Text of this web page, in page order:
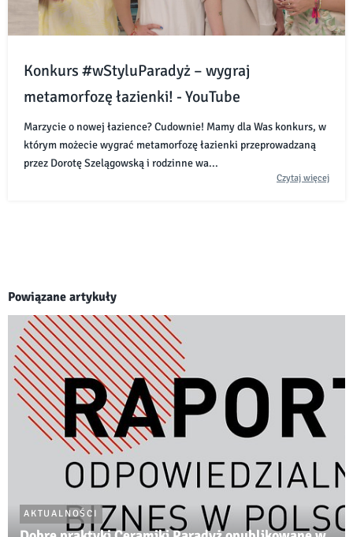
Konkurs #wStyluParadyż – wygraj
metamorfozę łazienki! - YouTube
Marzycie o nowej łazience? Cudownie! Mamy dla Was konkurs, w
którym możecie wygrać metamorfozę łazienki przeprowadzaną
przez Dorotę Szelągowską i rodzinne wa...
Czytaj więcej
Powiązane artykuły
AKTUALNOŚCI